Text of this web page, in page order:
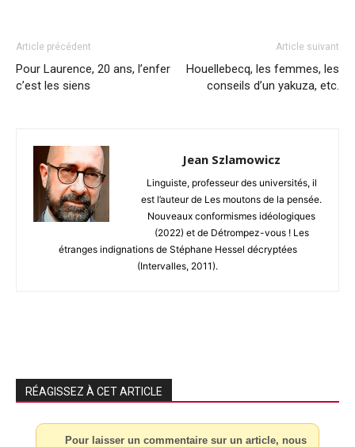
Article précédent
Pour Laurence, 20 ans, l’enfer
c’est les siens
Article suivant
Houellebecq, les femmes, les
conseils d’un yakuza, etc.
Jean Szlamowicz
Linguiste, professeur des universités, il
est l’auteur de Les moutons de la pensée.
Nouveaux conformismes idéologiques
(2022) et de Détrompez-vous ! Les
étranges indignations de Stéphane Hessel décryptées
(Intervalles, 2011).
RÉAGISSEZ À CET ARTICLE
Pour laisser un commentaire sur un article, nous